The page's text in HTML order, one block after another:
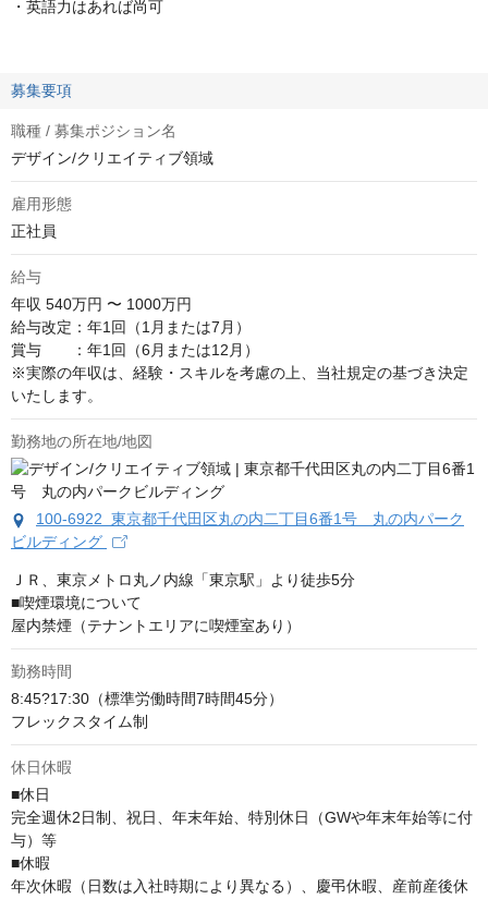
・英語力はあれば尚可
募集要項
職種 / 募集ポジション名
デザイン/クリエイティブ領域
雇用形態
正社員
給与
年収 540万円 〜 1000万円
給与改定：年1回（1月または7月）
賞与　　：年1回（6月または12月）
※実際の年収は、経験・スキルを考慮の上、当社規定の基づき決定
いたします。
勤務地の所在地/地図
100-6922 東京都千代田区丸の内二丁目6番1号 丸の内パーク
ビルディング
ＪＲ、東京メトロ丸ノ内線「東京駅」より徒歩5分
■喫煙環境について
屋内禁煙（テナントエリアに喫煙室あり）
勤務時間
8:45?17:30（標準労働時間7時間45分）
フレックスタイム制
休日休暇
■休日
完全週休2日制、祝日、年末年始、特別休日（GWや年末年始等に付
与）等
■休暇
年次休暇（日数は入社時期により異なる）、慶弔休暇、産前産後休